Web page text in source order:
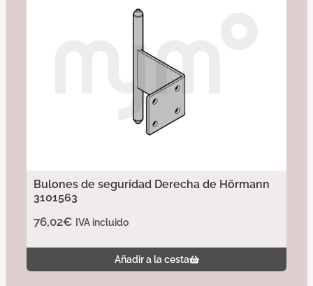
Bulones de seguridad Derecha de Hörmann
3101563
76,02€ IVA incluido
Añadir a la cesta